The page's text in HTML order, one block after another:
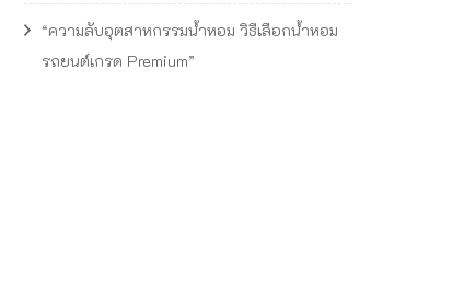
“ความลับอุตสาหกรรมน้ำหอม วิธีเลือกน้ำหอม
รถยนต์เกรด Premium”